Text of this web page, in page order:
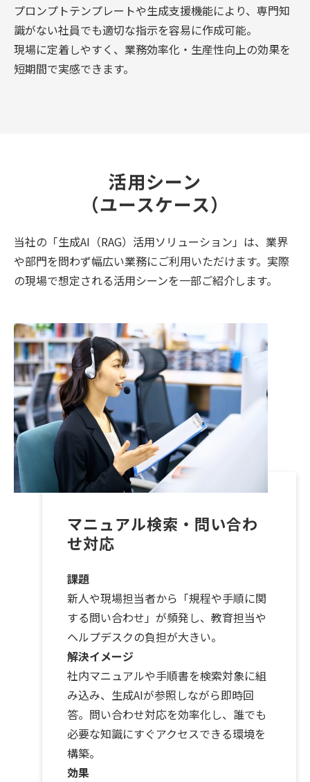
プロンプトテンプレートや生成支援機能により、専門知
識がない社員でも適切な指示を容易に作成可能。
現場に定着しやすく、業務効率化・生産性向上の効果を
短期間で実感できます。
活用シーン
（ユースケース）
当社の「生成AI（RAG）活用ソリューション」は、業界
や部門を問わず幅広い業務にご利用いただけます。実際
の現場で想定される活用シーンを一部ご紹介します。
マニュアル検索・問い合わ
せ対応
課題
新人や現場担当者から「規程や手順に関
する問い合わせ」が頻発し、教育担当や
ヘルプデスクの負担が大きい。
解決イメージ
社内マニュアルや手順書を検索対象に組
み込み、生成AIが参照しながら即時回
答。問い合わせ対応を効率化し、誰でも
必要な知識にすぐアクセスできる環境を
構築。
効果